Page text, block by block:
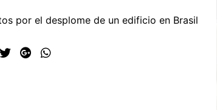
por el desplome de un edificio en Brasil